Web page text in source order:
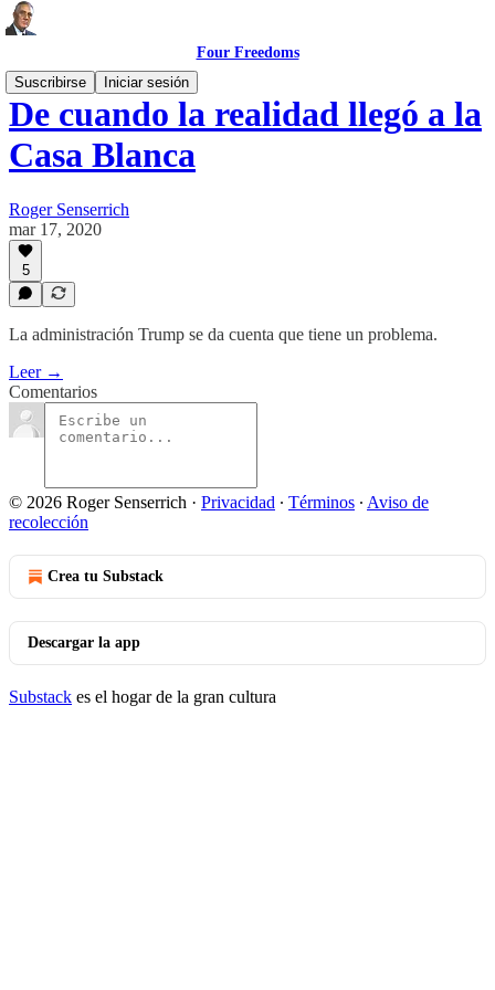
Four Freedoms
Suscribirse
Iniciar sesión
De cuando la realidad llegó a la
Casa Blanca
Roger Senserrich
mar 17, 2020
5
La administración Trump se da cuenta que tiene un problema.
Leer →
Comentarios
© 2026 Roger Senserrich · Privacidad ∙ Términos ∙ Aviso de
recolección
Crea tu Substack
Descargar la app
Substack es el hogar de la gran cultura